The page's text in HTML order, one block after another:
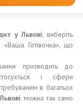
у Львові, виберіть
«Ваша Готівочка», що
призводить до
і сфери
в багатьох
можна так само